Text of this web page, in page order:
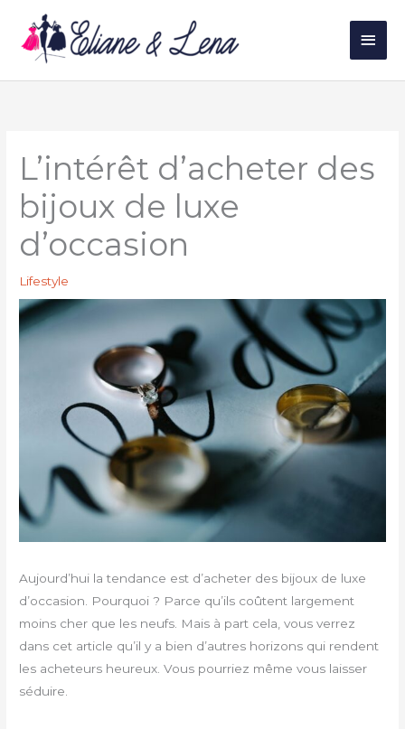
contenu
L’intérêt d’acheter des
bijoux de luxe
d’occasion
Lifestyle
Aujourd’hui la tendance est d’acheter des bijoux de luxe
d’occasion. Pourquoi ? Parce qu’ils coûtent largement
moins cher que les neufs. Mais à part cela, vous verrez
dans cet article qu’il y a bien d’autres horizons qui rendent
les acheteurs heureux. Vous pourriez même vous laisser
séduire.